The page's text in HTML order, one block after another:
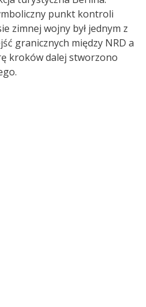
punkt kontroli
zimnej wojny był jednym z
granicznych między NRD a
kroków dalej stworzono